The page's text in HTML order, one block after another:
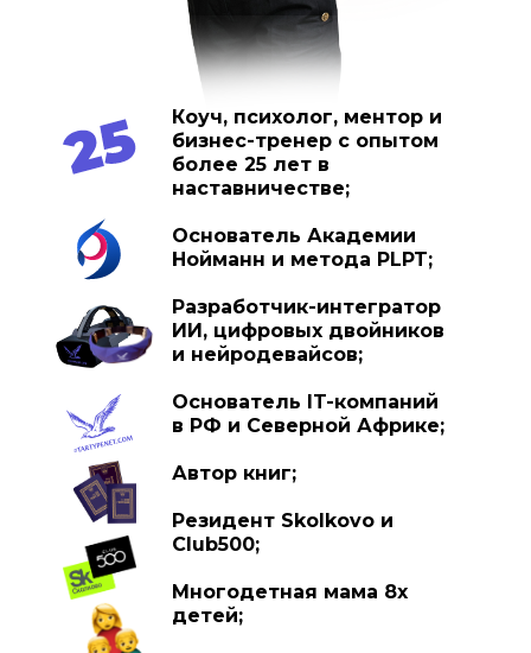
Коуч, психолог, ментор и
бизнес-тренер с опытом
более 25 лет в
наставничестве;
Основатель Академии
Нойманн и метода PLPT;
Разработчик-интегратор
ИИ, цифровых двойников
и нейродевайсов;
Основатель IT-компаний
в РФ и Северной Африке;
Автор книг;
Резидент Skolkovo и
Club500;
Многодетная мама 8х
детей;